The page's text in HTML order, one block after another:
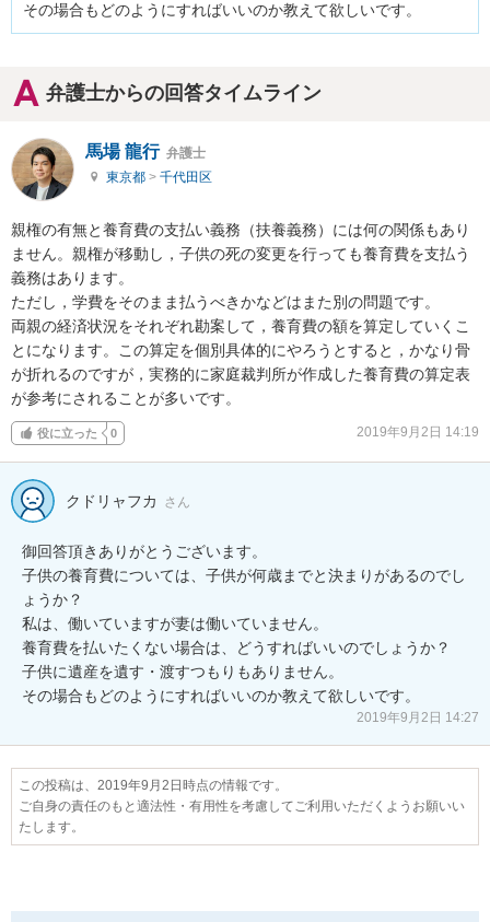
その場合もどのようにすればいいのか教えて欲しいです。
弁護士からの回答タイムライン
馬場 龍行 弁護士
東京都 > 千代田区
親権の有無と養育費の支払い義務（扶養義務）には何の関係もあり
ません。親権が移動し，子供の死の変更を行っても養育費を支払う
義務はあります。
ただし，学費をそのまま払うべきかなどはまた別の問題です。
両親の経済状況をそれぞれ勘案して，養育費の額を算定していくこ
とになります。この算定を個別具体的にやろうとすると，かなり骨
が折れるのですが，実務的に家庭裁判所が作成した養育費の算定表
が参考にされることが多いです。
役に立った 0 2019年9月2日 14:19
クドリャフカ さん
御回答頂きありがとうございます。
子供の養育費については、子供が何歳までと決まりがあるのでし
ょうか？
私は、働いていますが妻は働いていません。
養育費を払いたくない場合は、どうすればいいのでしょうか？
子供に遺産を遺す・渡すつもりもありません。
2019年9月2日 14:27
この投稿は、2019年9月2日時点の情報です。
ご自身の責任のもと適法性・有用性を考慮してご利用いただくようお願いい
たします。